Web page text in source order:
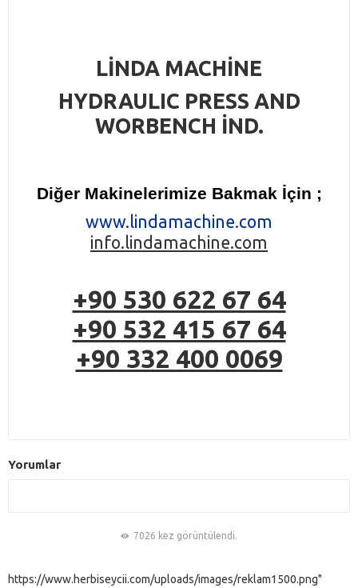
LİNDA MACHİNE
HYDRAULIC PRESS AND
WORBENCH İND.
Diğer Makinelerimize Bakmak İçin ;
www.lindamachine.com
info.lindamachine.com
+90 530 622 67 64
+90 532 415 67 64
+90 332 400 0069
Yorumlar
7026 kez görüntülendi.
https://www.herbiseycii.com/uploads/images/reklam1500.png"